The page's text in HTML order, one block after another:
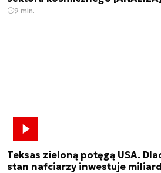
9 min.
Teksas zieloną potęgą USA.
stan nafciarzy inwestuje